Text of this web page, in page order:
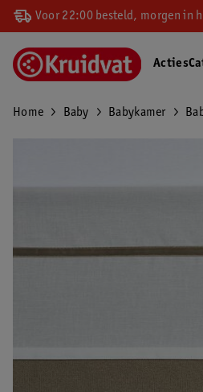
Voor 22:00 besteld, morgen in
Acties
Home Baby Babykamer